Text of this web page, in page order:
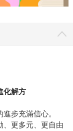
化解方
步充滿信心。
、更多元、更自由